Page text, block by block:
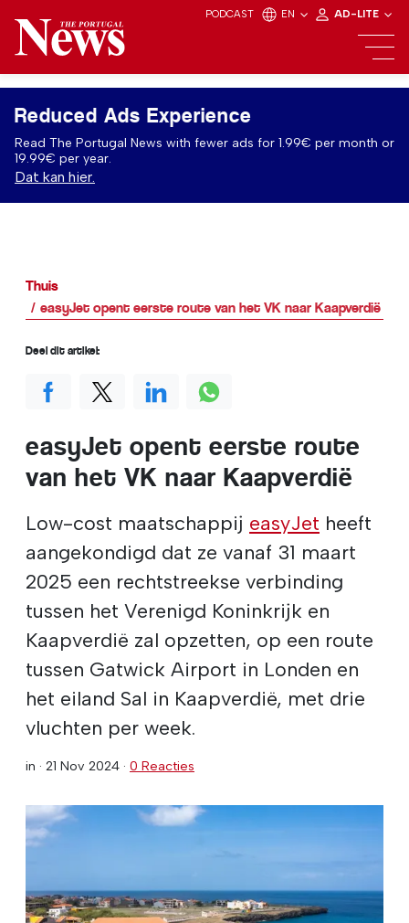
PODCAST EN AD-LITE
Reduced Ads Experience
Read The Portugal News with fewer ads for 1.99€ per month or
19.99€ per year.
Dat kan hier.
Thuis
easyJet opent eerste route van het VK naar Kaapverdië
easyJet opent eerste route
van het VK naar Kaapverdië
Low-cost maatschappij easyJet heeft
aangekondigd dat ze vanaf 31 maart
2025 een rechtstreekse verbinding
tussen het Verenigd Koninkrijk en
Kaapverdië zal opzetten, op een route
tussen Gatwick Airport in Londen en
het eiland Sal in Kaapverdië, met drie
vluchten per week.
in · 21 Nov 2024 · 0 Reacties
Deel dit artikel: